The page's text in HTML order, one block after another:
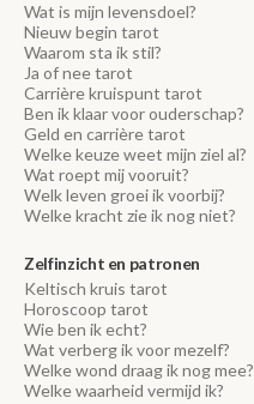
Wat is mijn levensdoel?
Nieuw begin tarot
Waarom sta ik stil?
Ja of nee tarot
Carrière kruispunt tarot
Ben ik klaar voor ouderschap?
Geld en carrière tarot
Welke keuze weet mijn ziel al?
Wat roept mij vooruit?
Welk leven groei ik voorbij?
Welke kracht zie ik nog niet?
Zelfinzicht en patronen
Keltisch kruis tarot
Horoscoop tarot
Wie ben ik echt?
Wat verberg ik voor mezelf?
Welke wond draag ik nog mee?
Welke waarheid vermijd ik?